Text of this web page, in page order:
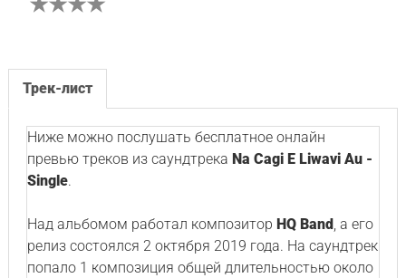
Трек-лист
Ниже можно послушать бесплатное онлайн
превью треков из саундтрека Na Cagi E Liwavi Au -
Single.
Над альбомом работал композитор HQ Band, а его
релиз состоялся 2 октября 2019 года. На саундтрек
попало 1 композиция общей длительностью около